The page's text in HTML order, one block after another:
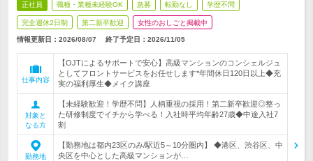
正社員 職種・業種未経験OK 急募 転勤なし 学歴不問
完全週休2日制 第二新卒歓迎 女性のおしごと掲載中
情報更新日：2026/08/07 終了予定日： 2026/11/05
仕事内容
【OJTによるサポートで安心】高級マンションのコンシェルジュ
としてフロントサービスをお任せします*年間休日120日以上◆充
実の福利厚生◆メイク講座
対象と
なる方
【未経験歓迎！学歴不問】人柄重視の採用！第二新卒歓迎◎整っ
た研修制度でイチから学べる！入社時平均年齢27歳◆中途入社7
割
勤務地
【勤務地は都内23区のみ/駅近5～10分圏内】 ◆港区、渋谷区、中
央区を中心とした高級マンションが…